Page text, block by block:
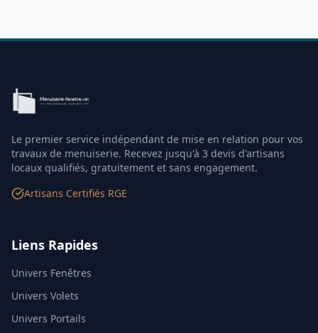
Le premier service indépendant de mise en relation pour vos
travaux de menuiserie. Recevez jusqu'à 3 devis d'artisans
locaux qualifiés, gratuitement et sans engagement.
Artisans Certifiés RGE
Liens Rapides
Univers Fenêtres
Univers Volets
Univers Portails